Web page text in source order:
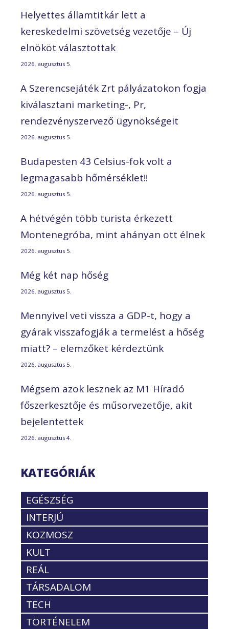
Helyettes államtitkár lett a
kereskedelmi szövetség vezetője – Új
elnököt választottak
2026. augusztus 5.
A Szerencsejáték Zrt pályázatokon fogja
kiválasztani marketing-, Pr,
rendezvényszervező ügynökségeit
2026. augusztus 5.
Budapesten 43 Celsius-fok volt a
legmagasabb hőmérséklet!!
2026. augusztus 5.
A hétvégén több turista érkezett
Montenegróba, mint ahányan ott élnek
2026. augusztus 5.
Még két nap hőség
2026. augusztus 5.
Mennyivel veti vissza a GDP-t, hogy a
gyárak visszafogják a termelést a hőség
miatt? – elemzőket kérdeztünk
2026. augusztus 5.
Mégsem azok lesznek az M1 Híradó
főszerkesztője és műsorvezetője, akit
bejelentettek
2026. augusztus 4.
KATEGÓRIÁK
EGÉSZSÉG
INTERJÚ
KOZMOSZ
KULT
REÁL
TÁRSADALOM
TECH
TÖRTÉNELEM